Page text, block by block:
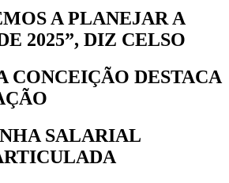
A PLANEJAR A
2025”, DIZ CELSO
CONCEIÇÃO DESTACA
SALARIAL